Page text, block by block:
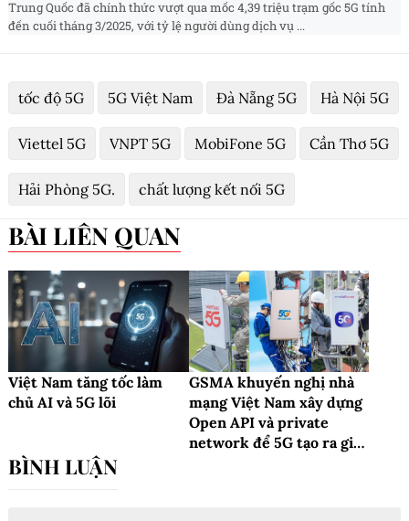
Trung Quốc đã chính thức vượt qua mốc 4,39 triệu trạm gốc 5G tính
đến cuối tháng 3/2025, với tỷ lệ người dùng dịch vụ ...
tốc độ 5G 5G Việt Nam Đà Nẵng 5G Hà Nội 5G
Viettel 5G VNPT 5G MobiFone 5G Cần Thơ 5G
Hải Phòng 5G. chất lượng kết nối 5G
BÀI LIÊN QUAN
Việt Nam tăng tốc làm
chủ AI và 5G lõi
GSMA khuyến nghị nhà
mạng Việt Nam xây dựng
Open API và private
network để 5G tạo ra giá